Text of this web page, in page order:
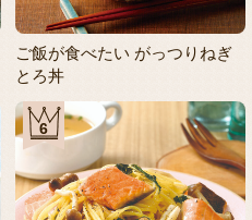
ご飯が食べたい がっつりねぎ
とろ丼
6